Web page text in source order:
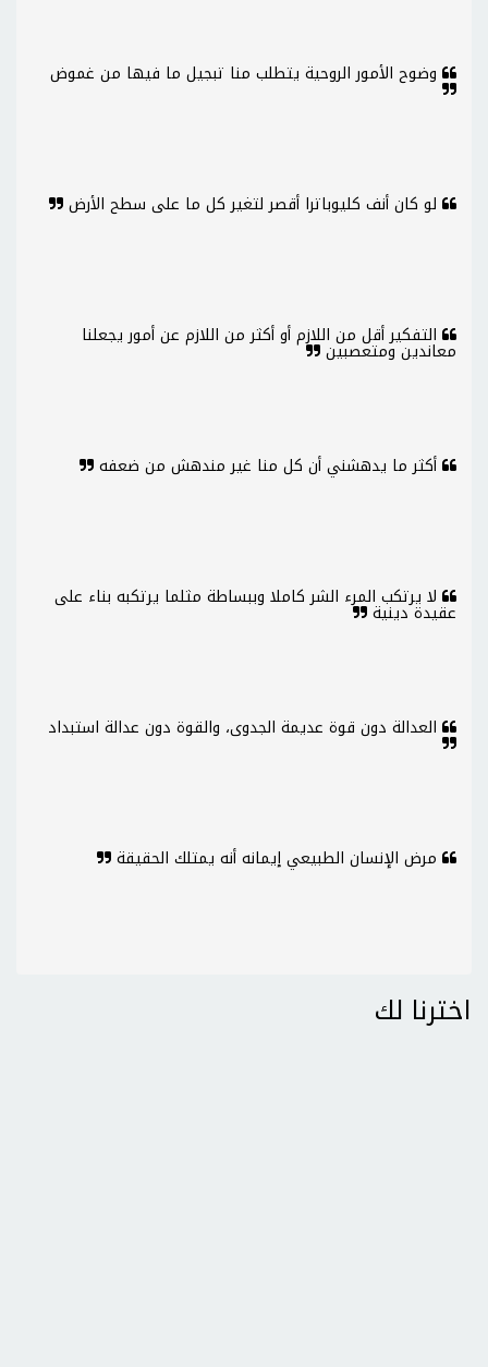
وضوح الأمور الروحية يتطلب منا تبجيل ما فيها من غموض
لو كان أنف كليوباترا أقصر لتغير كل ما على سطح الأرض
التفكير أقل من اللازم أو أكثر من اللازم عن أمور يجعلنا
معاندين ومتعصبين
أكثر ما يدهشني أن كل منا غير مندهش من ضعفه
لا يرتكب المرء الشر كاملا وببساطة مثلما يرتكبه بناء على
عقيدة دينية
العدالة دون قوة عديمة الجدوى، والقوة دون عدالة استبداد
مرض الإنسان الطبيعي إيمانه أنه يمتلك الحقيقة
اخترنا لك